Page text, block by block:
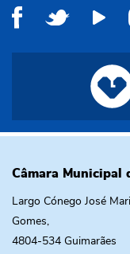
Câmara Municipal
Largo Cónego José
Gomes,
4804-534 Guimarães